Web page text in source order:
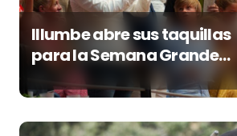
Illumbe abre sus taquillas
para la Semana Grande
Donostiarra